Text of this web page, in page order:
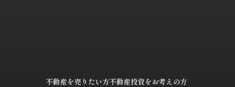
不動産を売りたい方不動産投資をお考えの方